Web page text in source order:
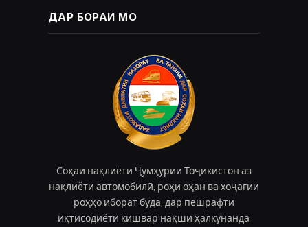
ДАР БОРАИ МО
Соҳаи нақлиёти Ҷумҳурии Тоҷикистон аз
нақлиёти автомобилӣ, роҳи оҳан ва хоҷагии
роҳҳо иборат буда, дар пешрафти
иқтисодиёти кишвар нақши ҳалкунанда